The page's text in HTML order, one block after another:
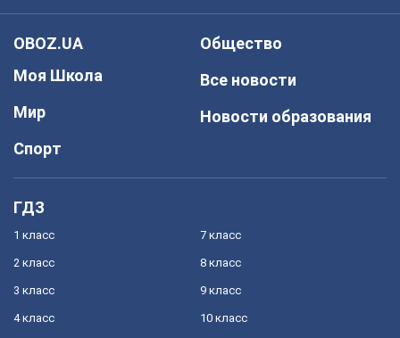
OBOZ.UA
Моя Школа
Мир
Спорт
Общество
Все новости
Новости образования
ГДЗ
1 класс
2 класс
3 класс
4 класс
7 класс
8 класс
9 класс
10 класс